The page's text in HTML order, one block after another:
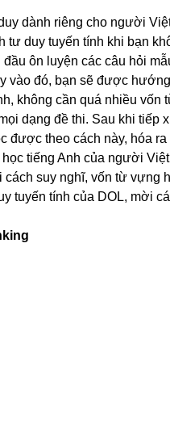
dành riêng cho người
tư duy tuyến tính khi bạn
ôn luyện các câu hỏi
vào đó, bạn sẽ được
không cần quá nhiều vốn
dạng đề thi. Sau khi tiếp
được theo cách này, hóa
tiếng Anh của người
suy nghĩ, vốn từ vựng
tuyến tính của DOL, mời